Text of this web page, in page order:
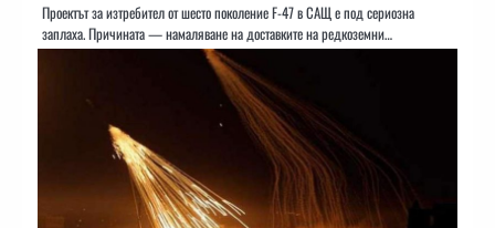
Проектът за изтребител от шесто поколение F-47 в САЩ е под сериозна
заплаха. Причината — намаляване на доставките на редкоземни…